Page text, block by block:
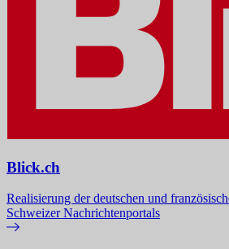
Blick.ch
Realisierung der deutschen und
Schweizer Nachrichtenportals